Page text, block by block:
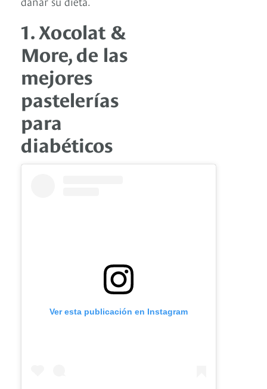
1. Xocolat &
More, de las
mejores
pastelerías
para
diabéticos
Ver esta publicación en Instagram